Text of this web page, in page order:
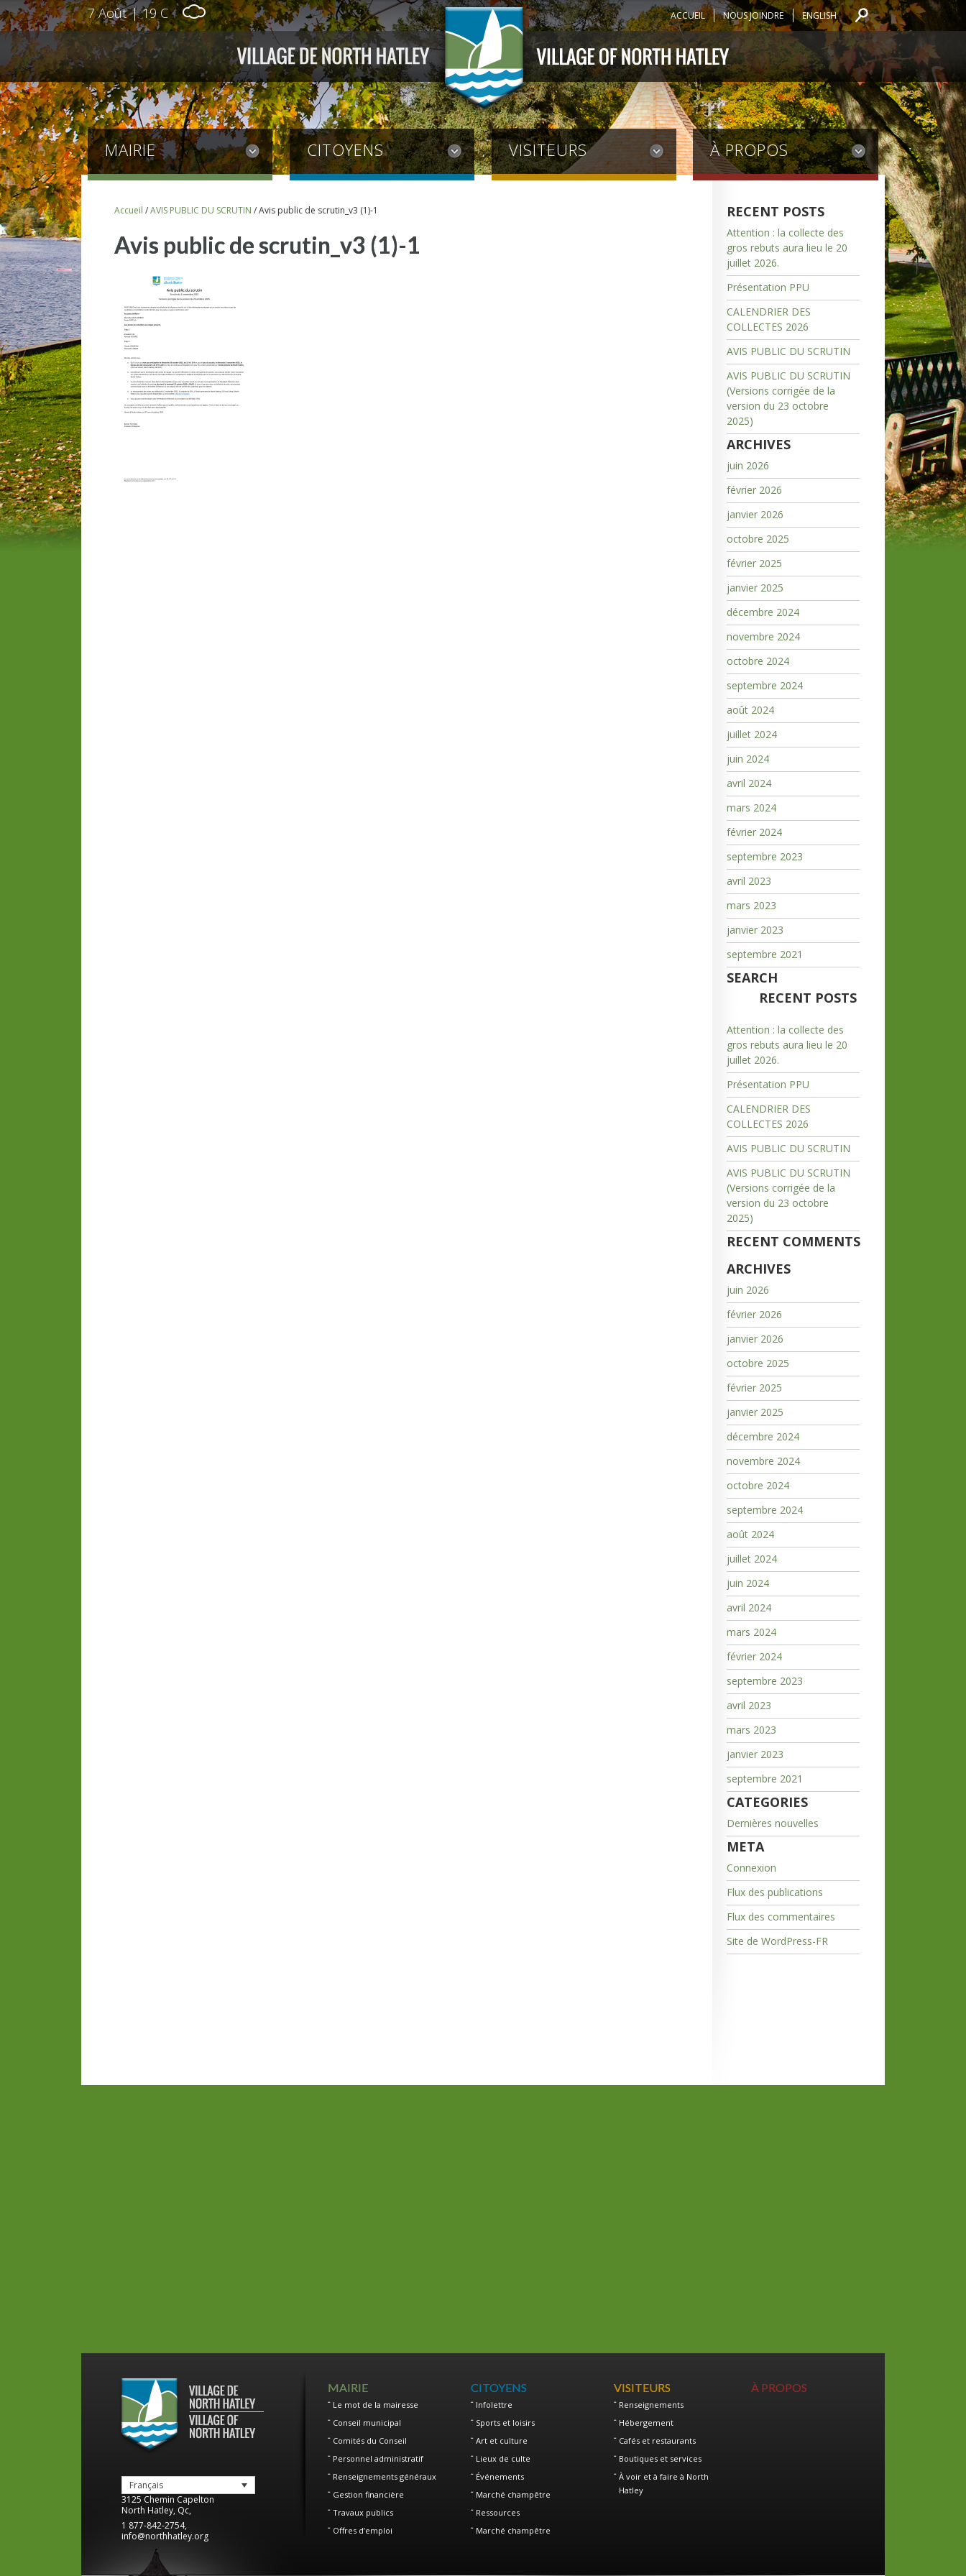
7 Août | 19 C ACCUEIL NOUS JOINDRE ENGLISH
MAIRIE CITOYENS VISITEURS À PROPOS
Accueil /AVIS PUBLIC DU SCRUTIN /Avis public de scrutin_v3 (1)-1
Avis public de scrutin_v3 (1)-1
RECENT POSTS
Attention : la collecte des
gros rebuts aura lieu le 20
juillet 2026.
Présentation PPU
CALENDRIER DES
COLLECTES 2026
AVIS PUBLIC DU SCRUTIN
AVIS PUBLIC DU SCRUTIN
(Versions corrigée de la
version du 23 octobre
2025)
ARCHIVES
juin 2026
février 2026
janvier 2026
octobre 2025
février 2025
janvier 2025
décembre 2024
novembre 2024
octobre 2024
septembre 2024
août 2024
juillet 2024
juin 2024
avril 2024
mars 2024
février 2024
septembre 2023
avril 2023
mars 2023
janvier 2023
septembre 2021
SEARCH
RECENT POSTS
Attention : la collecte des
gros rebuts aura lieu le 20
juillet 2026.
Présentation PPU
CALENDRIER DES
COLLECTES 2026
AVIS PUBLIC DU SCRUTIN
AVIS PUBLIC DU SCRUTIN
(Versions corrigée de la
version du 23 octobre
2025)
RECENT COMMENTS
ARCHIVES
juin 2026
février 2026
janvier 2026
octobre 2025
février 2025
janvier 2025
décembre 2024
novembre 2024
octobre 2024
septembre 2024
août 2024
juillet 2024
juin 2024
avril 2024
mars 2024
février 2024
septembre 2023
avril 2023
mars 2023
janvier 2023
septembre 2021
CATEGORIES
Dernières nouvelles
META
Connexion
Flux des publications
Flux des commentaires
Site de WordPress-FR
Français
3125 Chemin Capelton
North Hatley, Qc,
1 877-842-2754,
info@northhatley.org
MAIRIE
Le mot de la mairesse
Conseil municipal
Comités du Conseil
Personnel administratif
Renseignements généraux
Gestion financière
Travaux publics
Offres d’emploi
CITOYENS
Infolettre
Sports et loisirs
Art et culture
Lieux de culte
Événements
Marché champêtre
Ressources
Marché champêtre
VISITEURS
Renseignements
Hébergement
Cafés et restaurants
Boutiques et services
À voir et à faire à North
Hatley
À PROPOS